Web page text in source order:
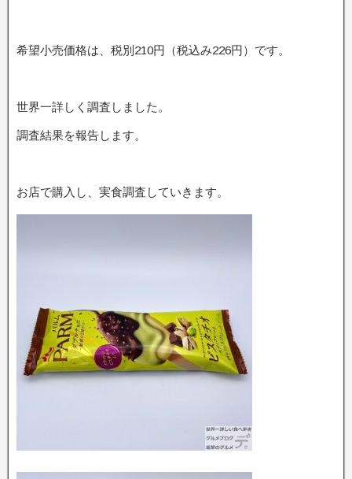
希望小売価格は、税別210円（税込み226円）です。
世界一詳しく調査しました。
調査結果を報告します。
お店で購入し、実食調査していきます。